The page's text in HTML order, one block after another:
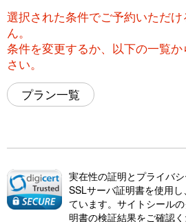
選択された条件でご予約いただ
ん。
条件を変更するか、以下の一覧
さい。
プラン一覧
実在性の証明とプライバ
SSLサーバ証明書を使用
ています。サイトシール
明書の検証結果をご確認